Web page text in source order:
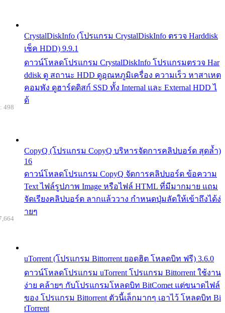
CrystalDiskInfo (โปรแกรม CrystalDiskInfo ตรวจ Harddisk
เช็ค HDD) 9.9.1
ดาวน์โหลดโปรแกรม CrystalDiskInfo โปรแกรมตรวจ Har
ddisk ดู สถานะ HDD ดูอุณหภูมิเครื่อง ความเร็ว หาสาเหต
คอมพัง ดูฮาร์ดดิสก์ SSD ทั้ง Internal และ External HDD ไ
ด้
CopyQ (โปรแกรม CopyQ บริหารจัดการคลิปบอร์ด สุดล้ำ)
16
ดาวน์โหลดโปรแกรม CopyQ จัดการคลิปบอร์ด ข้อความ
Text ไฟล์รูปภาพ Image หรือไฟล์ HTML ที่มีมากมาย แถม
จัดเรียงคลิปบอร์ด ลากแล้ววาง กำหนดปุ่มลัดให้เข้าถึงได้ง่
ายๆ
498
uTorrent (โปรแกรม Bittorrent ยอดฮิต โหลดบิท ฟรี) 3.6.0
ดาวน์โหลดโปรแกรม uTorrent โปรแกรม Bittorrent ใช้งาน
ง่าย คล้ายๆ กับโปรแกรมโหลดบิท BitComet แต่ขนาดไฟล์
ของ โปรแกรม Bittorrent ตัวนี้เล็กมากๆ เอาไว้ โหลดบิท Bi
tTorrent